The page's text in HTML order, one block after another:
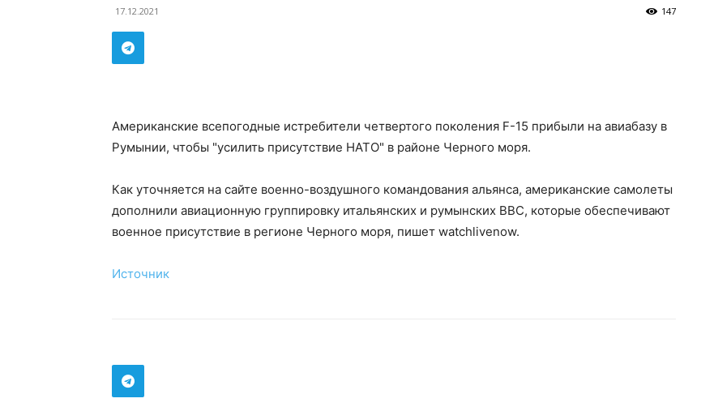
17.12.2021 147
Американские всепогодные истребители четвертого поколения F-15 прибыли на авиабазу в
Румынии, чтобы "усилить присутствие НАТО" в районе Черного моря.
Как уточняется на сайте военно-воздушного командования альянса, американские самолеты
дополнили авиационную группировку итальянских и румынских ВВС, которые обеспечивают
военное присутствие в регионе Черного моря, пишет watchlivenow.
Источник